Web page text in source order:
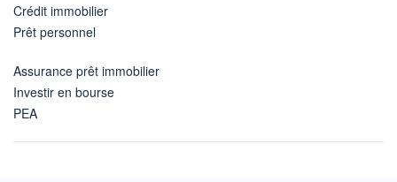
Crédit immobilier
Prêt personnel
Assurance prêt immobilier
Investir en bourse
PEA